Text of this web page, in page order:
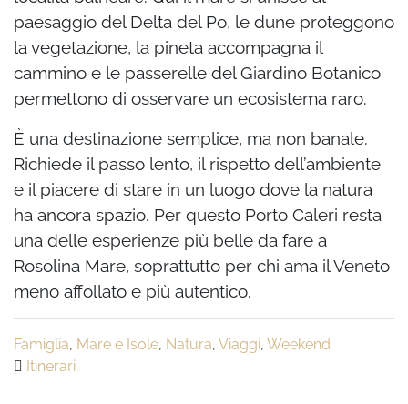
paesaggio del Delta del Po, le dune proteggono
la vegetazione, la pineta accompagna il
cammino e le passerelle del Giardino Botanico
permettono di osservare un ecosistema raro.
È una destinazione semplice, ma non banale.
Richiede il passo lento, il rispetto dell’ambiente
e il piacere di stare in un luogo dove la natura
ha ancora spazio. Per questo Porto Caleri resta
una delle esperienze più belle da fare a
Rosolina Mare, soprattutto per chi ama il Veneto
meno affollato e più autentico.
Famiglia, Mare e Isole, Natura, Viaggi, Weekend
Itinerari